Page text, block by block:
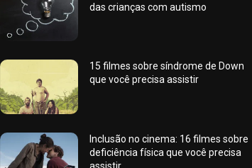
das crianças com autismo
15 filmes sobre síndrome de Down
que você precisa assistir
Inclusão no cinema: 16 filmes sobre
deficiência física que você precisa